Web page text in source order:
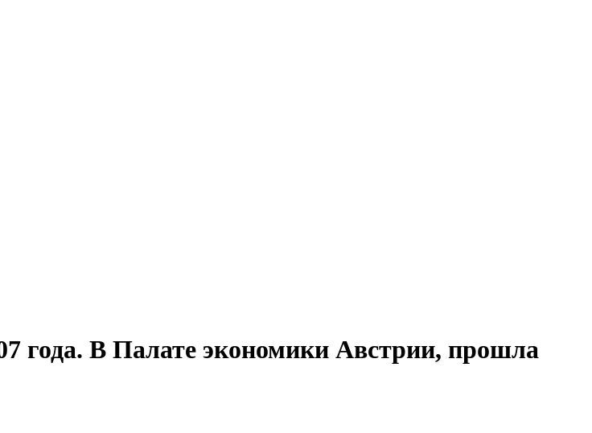
года. В Палате экономики Австрии, прошла